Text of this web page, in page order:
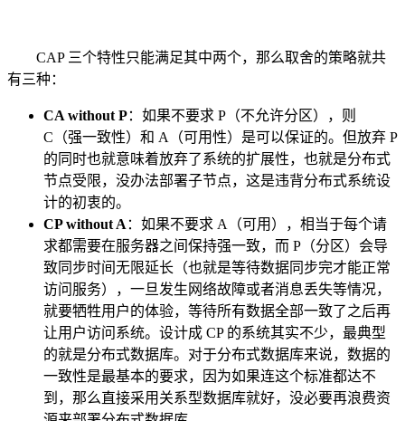
CAP 三个特性只能满足其中两个，那么取舍的策略就共
有三种：
CA without P：如果不要求 P（不允许分区），则
C（强一致性）和 A（可用性）是可以保证的。但放弃 P
的同时也就意味着放弃了系统的扩展性，也就是分布式
节点受限，没办法部署子节点，这是违背分布式系统设
计的初衷的。
CP without A ：如果不要求 A（可用），相当于每个请
求都需要在服务器之间保持强一致，而 P（分区）会导
致同步时间无限延长（也就是等待数据同步完才能正常
访问服务），一旦发生网络故障或者消息丢失等情况，
就要牺牲用户的体验，等待所有数据全部一致了之后再
让用户访问系统。设计成 CP 的系统其实不少，最典型
的就是分布式数据库。对于分布式数据库来说，数据的
一致性是最基本的要求，因为如果连这个标准都达不
到，那么直接采用关系型数据库就好，没必要再浪费资